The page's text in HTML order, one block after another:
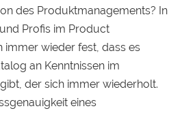
des Produktmanagements? In
Profis im Product
immer wieder fest, dass es
an Kenntnissen im
der sich immer wiederholt.
eines